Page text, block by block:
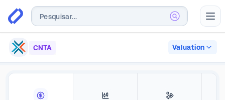
CNTA Valuation